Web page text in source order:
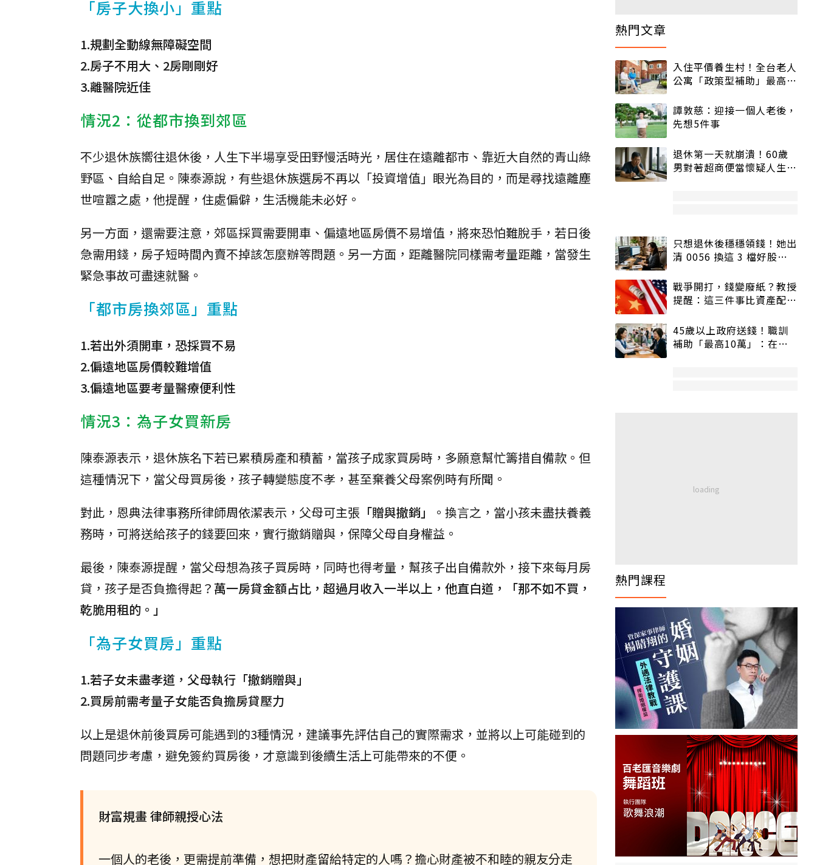
「房子大換小」重點
1.規劃全動線無障礙空間
2.房子不用大、2房剛剛好
3.離醫院近佳
情況2：從都市換到郊區
不少退休族嚮往退休後，人生下半場享受田野慢活時光，居住在遠離都市、靠近大自然的青山綠
野區、自給自足。陳泰源說，有些退休族選房不再以「投資增值」眼光為目的，而是尋找遠離塵
世喧囂之處，他提醒，住處偏僻，生活機能未必好。
另一方面，還需要注意，郊區採買需要開車、偏遠地區房價不易增值，將來恐怕難脫手，若日後
急需用錢，房子短時間內賣不掉該怎麼辦等問題。另一方面，距離醫院同樣需考量距離，當發生
緊急事故可盡速就醫。
「都市房換郊區」重點
1.若出外須開車，恐採買不易
2.偏遠地區房價較難增值
3.偏遠地區要考量醫療便利性
情況3：為子女買新房
陳泰源表示，退休族名下若已累積房產和積蓄，當孩子成家買房時，多願意幫忙籌措自備款。但
這種情況下，當父母買房後，孩子轉變態度不孝，甚至棄養父母案例時有所聞。
對此，恩典法律事務所律師周依潔表示，父母可主張 「贈與撤銷」
。換言之，當小孩未盡扶養義
務時，可將送給孩子的錢要回來，實行撤銷贈與，保障父母自身權益。
最後，陳泰源提醒，當父母想為孩子買房時，同時也得考量，幫孩子出自備款外，接下來每月房
貸，孩子是否負擔得起？萬一房貸金額占比，超過月收入一半以上，他直白道，「那不如不買，
乾脆用租的。」
「為子女買房」重點
1.若子女未盡孝道，父母執行「撤銷贈與」
2.買房前需考量子女能否負擔房貸壓力
以上是退休前後買房可能遇到的3種情況，建議事先評估自己的實際需求，並將以上可能碰到的
問題同步考慮，避免簽約買房後，才意識到後續生活上可能帶來的不便。
財富規畫 律師親授心法
一個人的老後，更需提前準備，想把財產留給特定的人嗎？擔心財產被不和睦的親友分走
熱門文章
入住平價養生村！全台老人
公寓「政策型補助」最高打
譚敦慈：迎接一個人老後，
先想5件事
退休第一天就崩潰！60歲
男對著超商便當懷疑人生
只想退休後穩穩領錢！她出
清 0056 換這 3 檔好股：
戰爭開打，錢變廢紙？教授
提醒：這三件事比資產配置
45歲以上政府送錢！職訓
補助「最高10萬」：在
熱門課程